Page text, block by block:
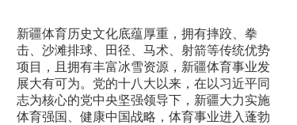
新疆体育历史文化底蕴厚重，拥有摔跤、拳
击、沙滩排球、田径、马术、射箭等传统优势
项目，且拥有丰富冰雪资源，新疆体育事业发
展大有可为。党的十八大以来，在以习近平同
志为核心的党中央坚强领导下，新疆大力实施
体育强国、健康中国战略，体育事业进入蓬勃